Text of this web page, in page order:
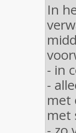
In
- in
-
met
met